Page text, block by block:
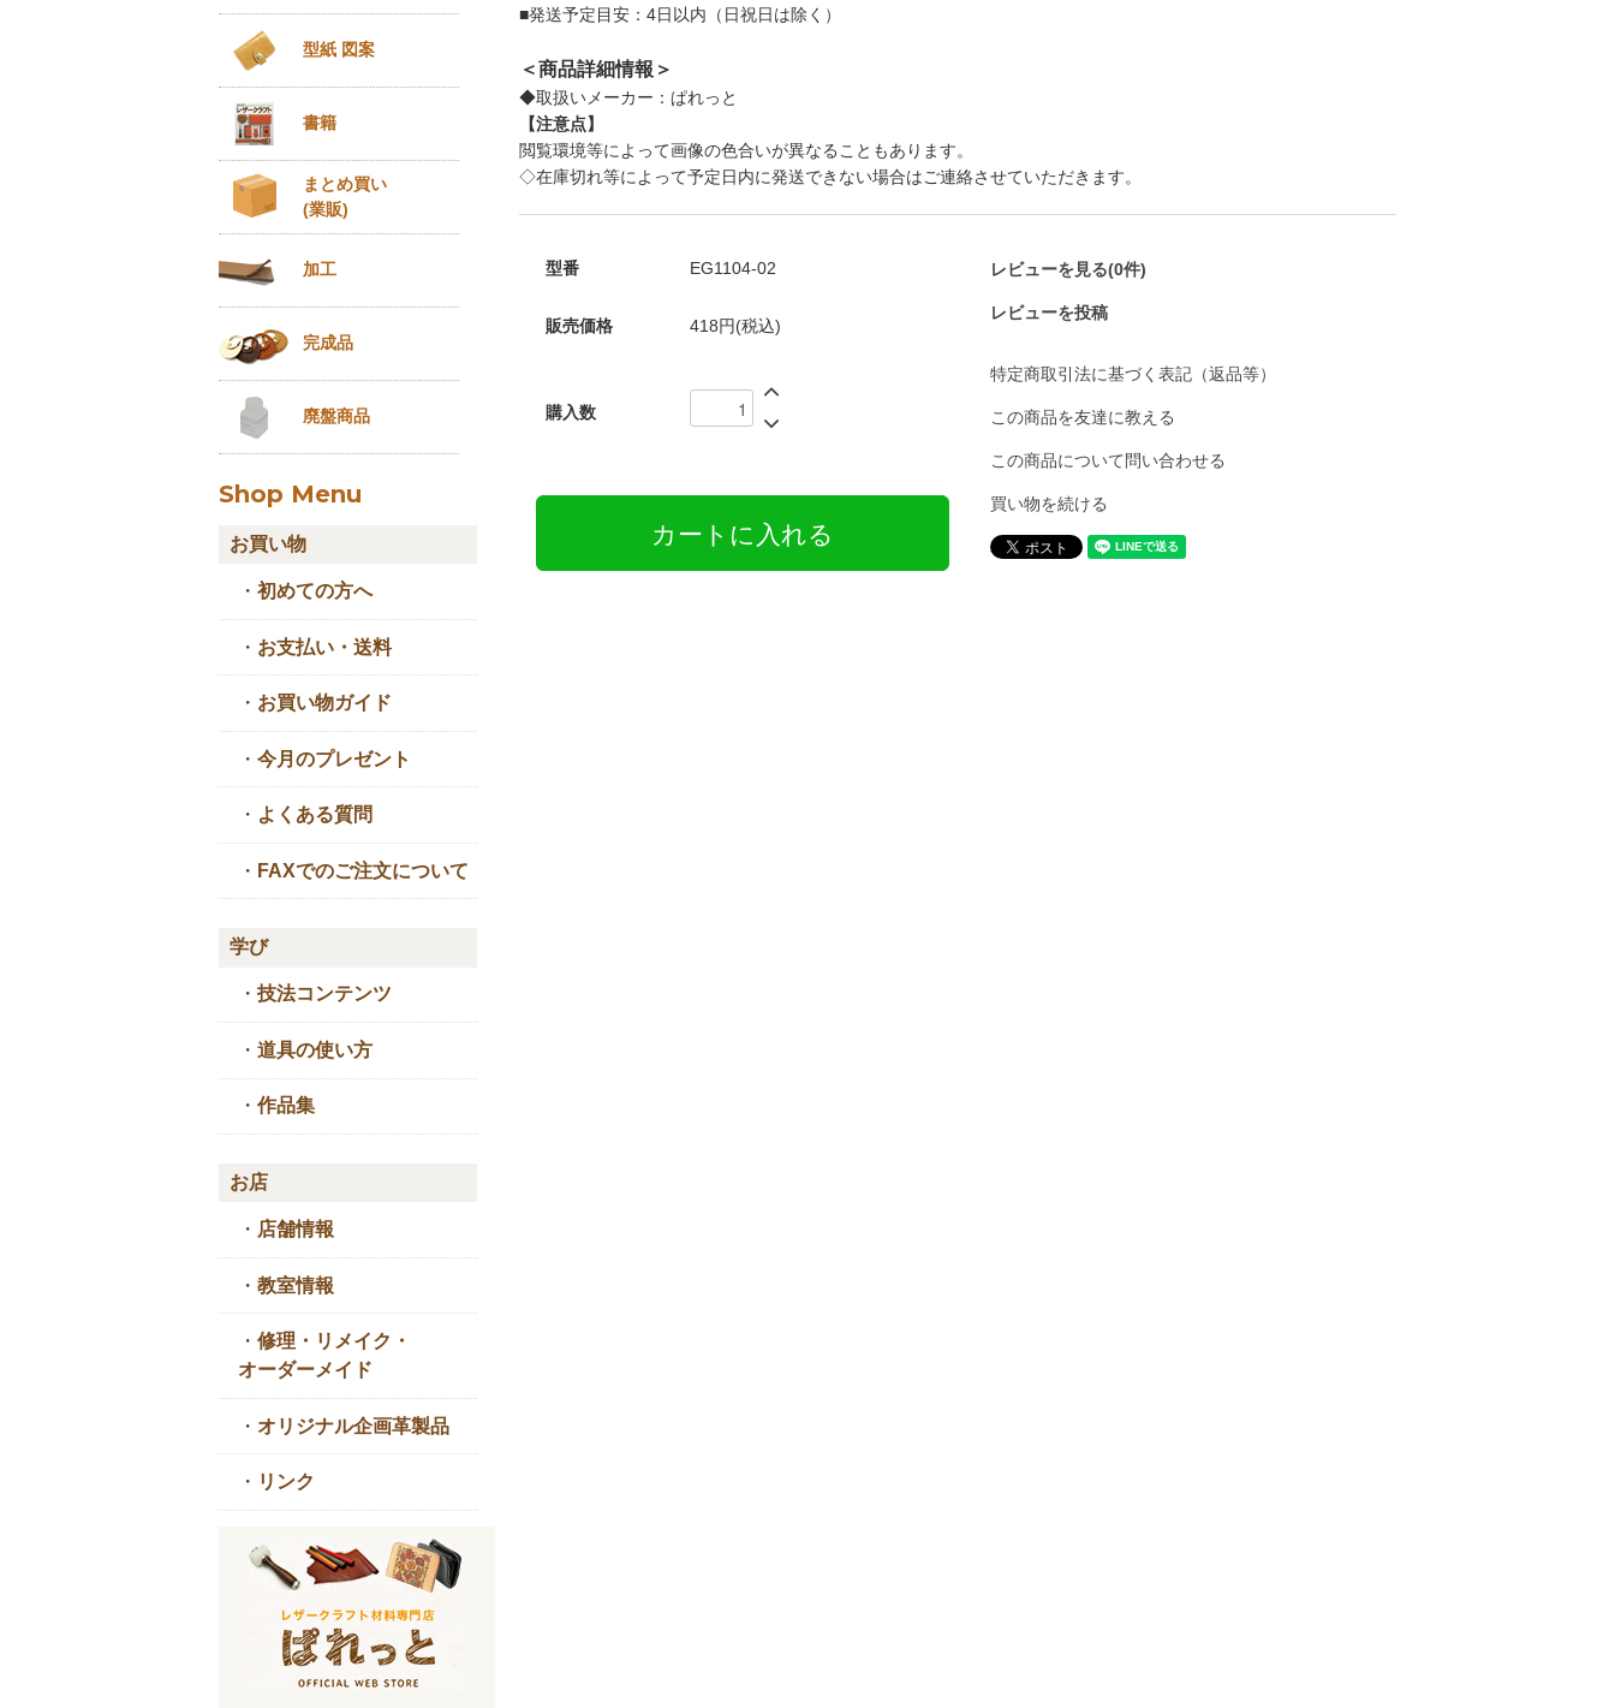
■発送予定目安：4日以内（日祝日は除く）
＜商品詳細情報＞
◆取扱いメーカー：ぱれっと
【注意点】
閲覧環境等によって画像の色合いが異なることもあります。
◇在庫切れ等によって予定日内に発送できない場合はご連絡させていただきます。
型番 EG1104-02
販売価格 418円(税込)
購入数
レビューを見る(0件)
レビューを投稿
特定商取引法に基づく表記（返品等）
この商品を友達に教える
この商品について問い合わせる
買い物を続ける
型紙 図案
書籍
まとめ買い
(業販)
加工
完成品
廃盤商品
Shop Menu
お買い物
・ 初めての方へ
・ お支払い・送料
・ お買い物ガイド
・ 今月のプレゼント
・ よくある質問
・ FAXでのご注文について
学び
・ 技法コンテンツ
・ 道具の使い方
・ 作品集
お店
・ 店舗情報
・ 教室情報
・ 修理・リメイク・
オーダーメイド
・ オリジナル企画革製品
・ リンク